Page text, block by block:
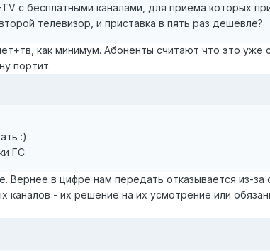
с бесплатными каналами, для приема которых
телевизор, и приставка в пять раз дешевле?
как минимум. Абоненты считают что это
портит.
:)
ГС.
Вернее в цифре нам передать отказывается из-за
каналов - их решение на их усмотрение или